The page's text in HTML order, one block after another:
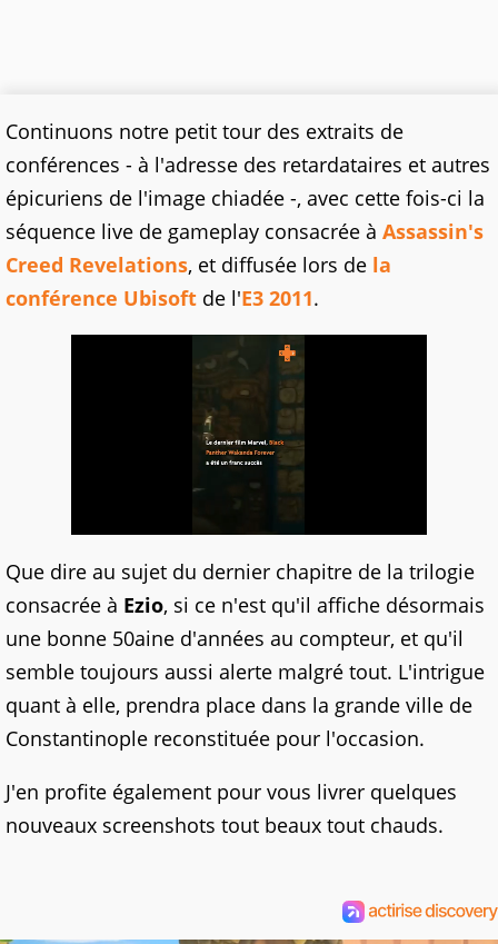
Continuons notre petit tour des extraits de
conférences - à l'adresse des retardataires et autres
épicuriens de l'image chiadée -, avec cette fois-ci la
séquence live de gameplay consacrée à Assassin's
Creed Revelations, et diffusée lors de la
conférence Ubisoft de l'E3 2011.
Que dire au sujet du dernier chapitre de la trilogie
consacrée à Ezio, si ce n'est qu'il affiche désormais
une bonne 50aine d'années au compteur, et qu'il
semble toujours aussi alerte malgré tout. L'intrigue
quant à elle, prendra place dans la grande ville de
Constantinople reconstituée pour l'occasion.
J'en profite également pour vous livrer quelques
nouveaux screenshots tout beaux tout chauds.